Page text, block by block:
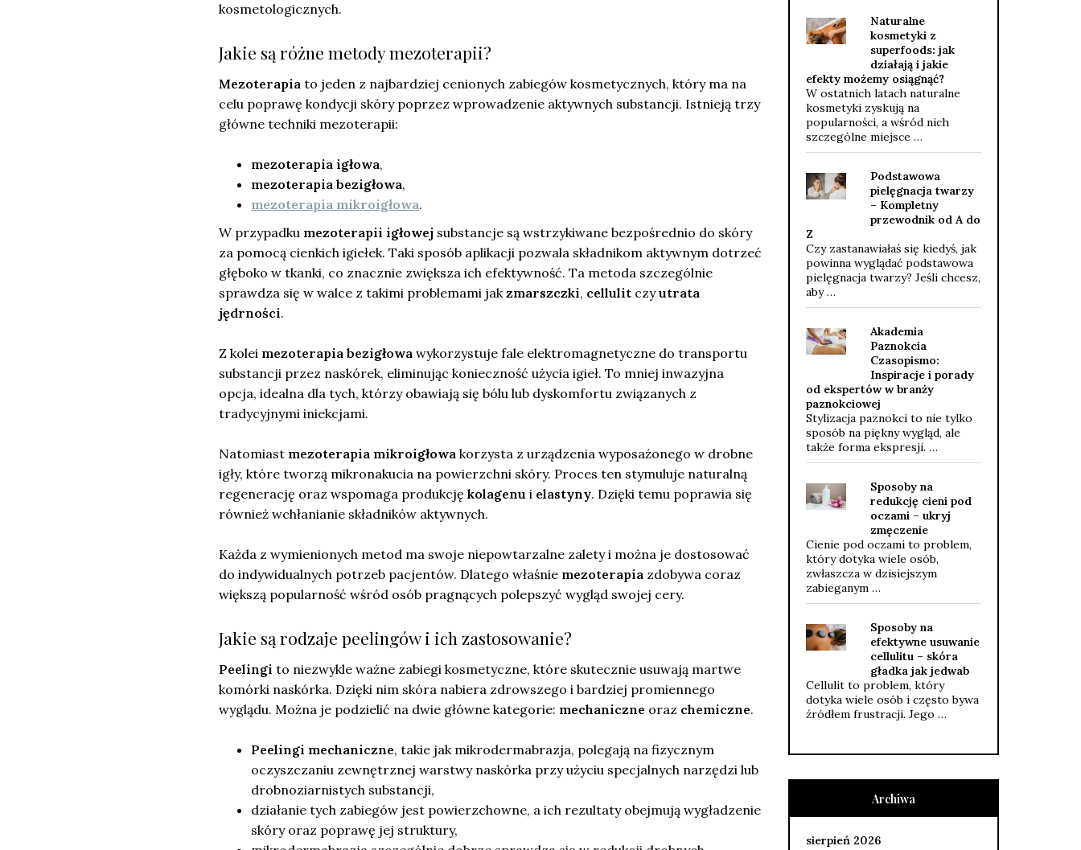
kosmetologicznych.
Jakie są różne metody mezoterapii?
Mezoterapia to jeden z najbardziej cenionych zabiegów kosmetycznych, który ma na
celu poprawę kondycji skóry poprzez wprowadzenie aktywnych substancji. Istnieją trzy
główne techniki mezoterapii:
mezoterapia igłowa,
mezoterapia bezigłowa,
mezoterapia mikroigłowa.
W przypadku mezoterapii igłowej substancje są wstrzykiwane bezpośrednio do skóry
za pomocą cienkich igiełek. Taki sposób aplikacji pozwala składnikom aktywnym dotrzeć
głęboko w tkanki, co znacznie zwiększa ich efektywność. Ta metoda szczególnie
sprawdza się w walce z takimi problemami jakzmarszczki, cellulit czyutrata
jędrności.
Z kolei mezoterapia bezigłowa wykorzystuje fale elektromagnetyczne do transportu
substancji przez naskórek, eliminując konieczność użycia igieł. To mniej inwazyjna
opcja, idealna dla tych, którzy obawiają się bólu lub dyskomfortu związanych z
tradycyjnymi iniekcjami.
Natomiast mezoterapia mikroigłowa korzysta z urządzenia wyposażonego w drobne
igły, które tworzą mikronakucia na powierzchni skóry. Proces ten stymuluje naturalną
regenerację oraz wspomaga produkcję kolagenu i elastyny. Dzięki temu poprawia się
również wchłanianie składników aktywnych.
Każda z wymienionych metod ma swoje niepowtarzalne zalety i można je dostosować
do indywidualnych potrzeb pacjentów. Dlatego właśnie mezoterapia zdobywa coraz
większą popularność wśród osób pragnących polepszyć wygląd swojej cery.
Jakie są rodzaje peelingów i ich zastosowanie?
Peelingi to niezwykle ważne zabiegi kosmetyczne, które skutecznie usuwają martwe
komórki naskórka. Dzięki nim skóra nabiera zdrowszego i bardziej promiennego
wyglądu. Można je podzielić na dwie główne kategorie: mechaniczne oraz chemiczne.
Peelingi mechaniczne, takie jak mikrodermabrazja, polegają na fizycznym
oczyszczaniu zewnętrznej warstwy naskórka przy użyciu specjalnych narzędzi lub
drobnoziarnistych substancji,
działanie tych zabiegów jest powierzchowne, a ich rezultaty obejmują wygładzenie
skóry oraz poprawę jej struktury,
Naturalne
kosmetyki z
superfoods: jak
działają i jakie
efekty możemy osiągnąć?
W ostatnich latach naturalne
kosmetyki zyskują na
popularności, a wśród nich
szczególne miejsce …
Podstawowa
pielęgnacja twarzy
– Kompletny
przewodnik od A do
Z
Czy zastanawiałaś się kiedyś, jak
powinna wyglądać podstawowa
pielęgnacja twarzy? Jeśli chcesz,
aby …
Akademia
Paznokcia
Czasopismo:
Inspiracje i porady
od ekspertów w branży
paznokciowej
Stylizacja paznokci to nie tylko
sposób na piękny wygląd, ale
także forma ekspresji. …
Sposoby na
redukcję cieni pod
oczami – ukryj
zmęczenie
Cienie pod oczami to problem,
który dotyka wiele osób,
zwłaszcza w dzisiejszym
zabieganym …
Sposoby na
efektywne usuwanie
cellulitu – skóra
gładka jak jedwab
Cellulit to problem, który
dotyka wiele osób i często bywa
źródłem frustracji. Jego …
Archiwa
sierpień 2026